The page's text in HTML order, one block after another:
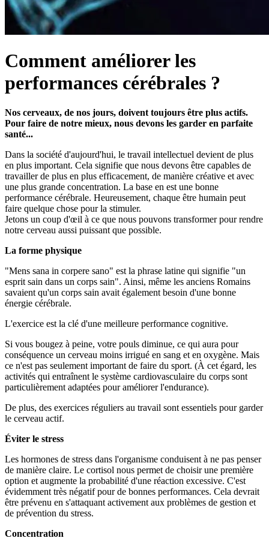
Comment améliorer les
performances cérébrales ?
Nos cerveaux, de nos jours, doivent toujours être plus actifs.
Pour faire de notre mieux, nous devons les garder en parfaite
santé...
Dans la société d'aujourd'hui, le travail intellectuel devient de plus
en plus important. Cela signifie que nous devons être capables de
travailler de plus en plus efficacement, de manière créative et avec
une plus grande concentration. La base en est une bonne
performance cérébrale. Heureusement, chaque être humain peut
faire quelque chose pour la stimuler.
Jetons un coup d'œil à ce que nous pouvons transformer pour rendre
notre cerveau aussi puissant que possible.
La forme physique
"Mens sana in corpere sano" est la phrase latine qui signifie "un
esprit sain dans un corps sain". Ainsi, même les anciens Romains
savaient qu'un corps sain avait également besoin d'une bonne
énergie cérébrale.
L'exercice est la clé d'une meilleure performance cognitive.
Si vous bougez à peine, votre pouls diminue, ce qui aura pour
conséquence un cerveau moins irrigué en sang et en oxygène. Mais
ce n'est pas seulement important de faire du sport. (À cet égard, les
activités qui entraînent le système cardiovasculaire du corps sont
particulièrement adaptées pour améliorer l'endurance).
De plus, des exercices réguliers au travail sont essentiels pour garder
le cerveau actif.
Éviter le stress
Les hormones de stress dans l'organisme conduisent à ne pas penser
de manière claire. Le cortisol nous permet de choisir une première
option et augmente la probabilité d'une réaction excessive. C'est
évidemment très négatif pour de bonnes performances. Cela devrait
être prévenu en s'attaquant activement aux problèmes de gestion et
de prévention du stress.
Concentration